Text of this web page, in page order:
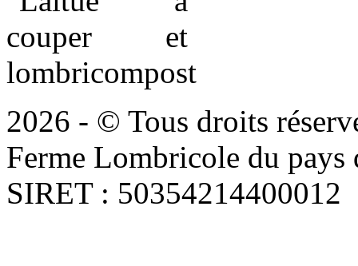
2026 - © Tous droits
Ferme Lombricole du pays
SIRET : 50354214400012